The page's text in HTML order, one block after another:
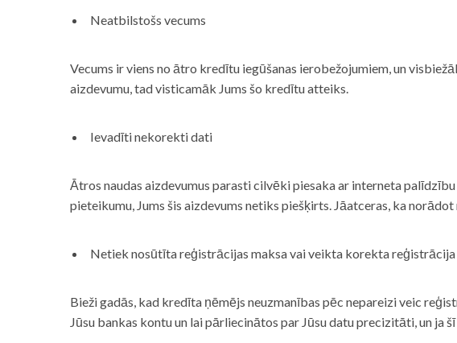
Neatbilstošs vecums
Vecums ir viens no ātro kredītu iegūšanas ierobežojumiem, un
aizdevumu, tad visticamāk Jums šo kredītu atteiks.
Ievadīti nekorekti dati
Ātros naudas aizdevumus parasti cilvēki piesaka ar interneta
pieteikumu, Jums šis aizdevums netiks piešķirts. Jāatceras, ka
Netiek nosūtīta reģistrācijas maksa vai veikta korekta reģistrācija
Bieži gadās, kad kredīta ņēmējs neuzmanības pēc nepareizi veic
Jūsu bankas kontu un lai pārliecinātos par Jūsu datu precizitāti, un ja